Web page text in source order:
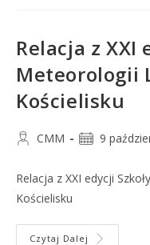
Relacja z XXI
Meteorologii
Kościelisku
CMM 9
Relacja z XXI edycji
Kościelisku
Czytaj Dalej